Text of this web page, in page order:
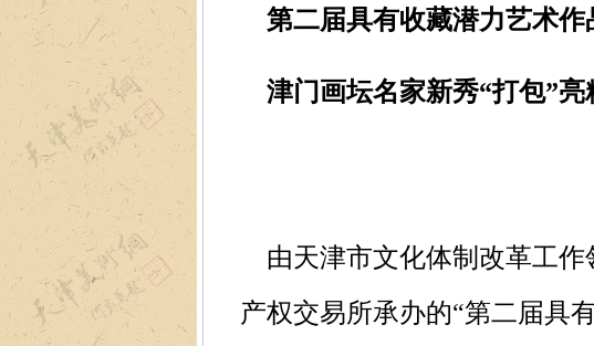
第二届具有收藏潜力艺术作
津门画坛名家新秀“打包”亮
由天津市文化体制改革工作
产权交易所承办的“第二届具